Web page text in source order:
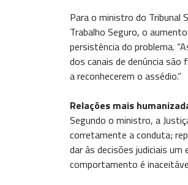
Para o ministro do Tribunal
Trabalho Seguro, o
persistência do problema.
dos canais de denúncia são
a reconhecerem o assédio.”
Relações mais
Segundo o ministro, a
corretamente a conduta;
dar às decisões judiciais
comportamento é